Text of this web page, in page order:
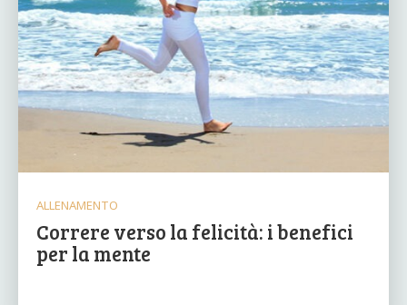
ALLENAMENTO
Correre verso la felicità: i benefici
per la mente